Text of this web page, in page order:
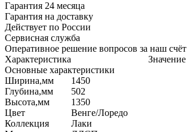
Гарантия 24 месяца
Гарантия на доставку
Действует по России
Сервисная служба
Оперативное решение вопросов за наш счёт
Характеристика
Значение
Основные характеристики
Ширина,мм
1450
Глубина,мм
502
Высота,мм
1350
Цвет
Венге/Лоредо
Коллекция
Лаки